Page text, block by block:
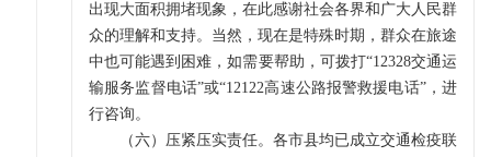
出现大面积拥堵现象，在此感谢社会各界和广大人民群
众的理解和支持。当然，现在是特殊时期，群众在旅途
中也可能遇到困难，如需要帮助，可拨打“12328交通运
输服务监督电话”或“12122高速公路报警救援电话”，进
行咨询。
（六）压紧压实责任。各市县均已成立交通检疫联